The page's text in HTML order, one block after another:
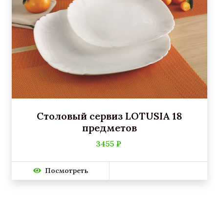
Столовый сервиз LOTUSIA 18
предметов
3455 ₽
Посмотреть